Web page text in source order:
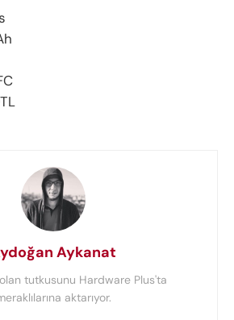
Aykanat
tutkusunu Hardware Plus'ta
aktarıyor.